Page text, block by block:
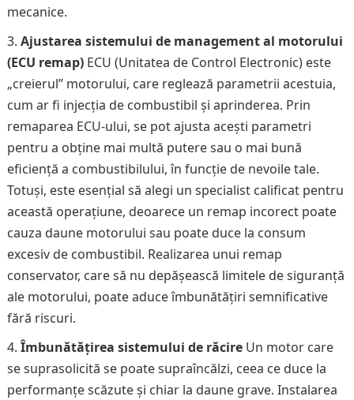
mecanice.
Ajustarea sistemului de management al motorului
(ECU remap)ECU (Unitatea de Control Electronic) este
„creierul” motorului, care reglează parametrii acestuia,
cum ar fi injecția de combustibil și aprinderea. Prin
remaparea ECU-ului, se pot ajusta acești parametri
pentru a obține mai multă putere sau o mai bună
eficiență a combustibilului, în funcție de nevoile tale.
Totuși, este esențial să alegi un specialist calificat pentru
această operațiune, deoarece un remap incorect poate
cauza daune motorului sau poate duce la consum
excesiv de combustibil. Realizarea unui remap
conservator, care să nu depășească limitele de siguranță
ale motorului, poate aduce îmbunătățiri semnificative
fără riscuri.
Îmbunătățirea sistemului de răcireUn motor care
se suprasolicită se poate supraîncălzi, ceea ce duce la
performanțe scăzute și chiar la daune grave. Instalarea